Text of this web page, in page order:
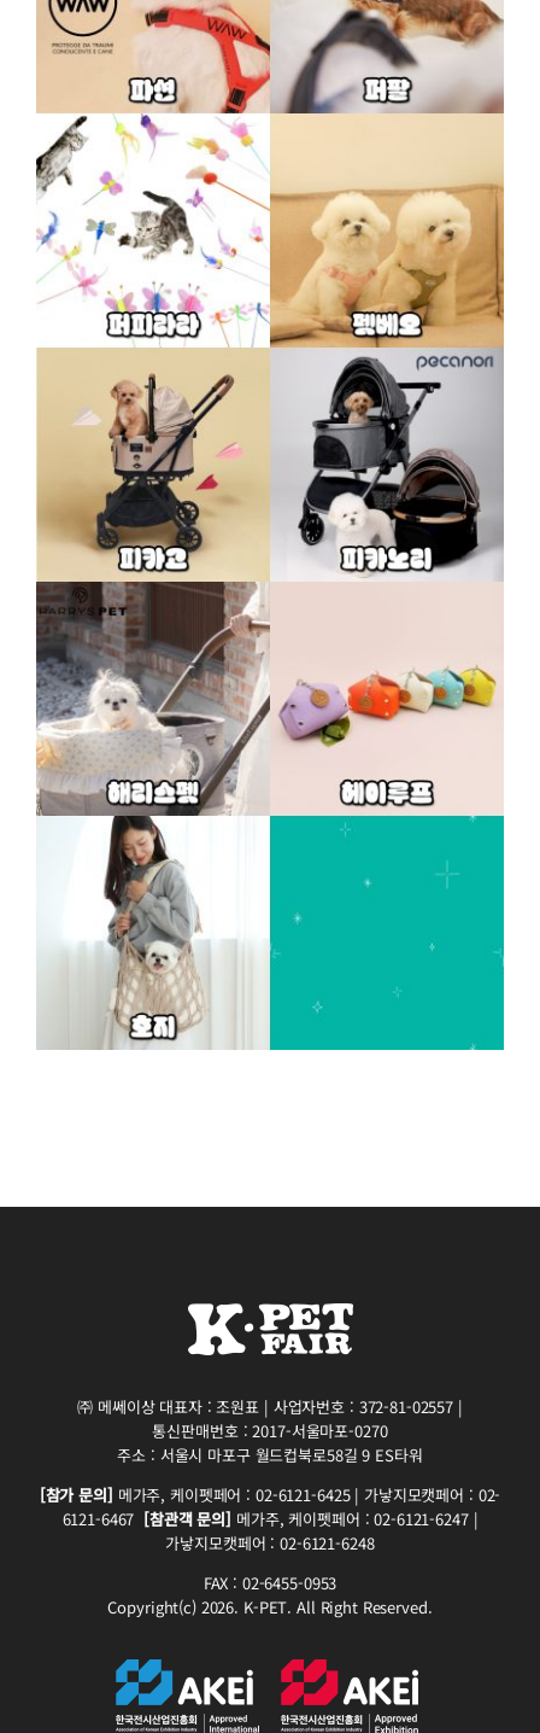
㈜ 메쎄이상 대표자 : 조원표 | 사업자번호 : 372-81-02557 |
통신판매번호 : 2017-서울마포-0270
주소 : 서울시 마포구 월드컵북로58길 9 ES타워
[참가 문의] 메가주, 케이펫페어 : 02-6121-6425 | 가낳지모캣페어 : 02-
6121-6467 [참관객 문의] 메가주, 케이펫페어 : 02-6121-6247 |
가낳지모캣페어 : 02-6121-6248
FAX : 02-6455-0953
Copyright(c) 2026. K-PET. All Right Reserved.